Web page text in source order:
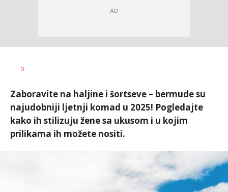
AUTOR
0
Zaboravite na haljine i šortseve – bermude su
najudobniji ljetnji komad u 2025! Pogledajte
kako ih stilizuju žene sa ukusom i u kojim
prilikama ih možete nositi.